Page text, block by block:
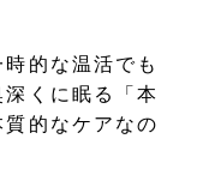
的な温活でも
くに眠る「本
的なケアなの